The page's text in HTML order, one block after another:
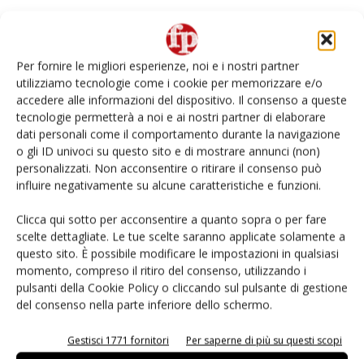
Per fornire le migliori esperienze, noi e i nostri partner
utilizziamo tecnologie come i cookie per memorizzare e/o
accedere alle informazioni del dispositivo. Il consenso a queste
tecnologie permetterà a noi e ai nostri partner di elaborare
dati personali come il comportamento durante la navigazione
o gli ID univoci su questo sito e di mostrare annunci (non)
personalizzati. Non acconsentire o ritirare il consenso può
influire negativamente su alcune caratteristiche e funzioni.
Clicca qui sotto per acconsentire a quanto sopra o per fare
scelte dettagliate. Le tue scelte saranno applicate solamente a
questo sito. È possibile modificare le impostazioni in qualsiasi
momento, compreso il ritiro del consenso, utilizzando i
pulsanti della Cookie Policy o cliccando sul pulsante di gestione
del consenso nella parte inferiore dello schermo.
Gestisci 1771 fornitori Per saperne di più su questi scopi
Twitter
Articolo precedente
Aldi sperimenta il restyling del
format in Australia
Prossimo articolo
Ifco-Walmart, accordo sui
nuovi Wood Grain rpc
Redazione